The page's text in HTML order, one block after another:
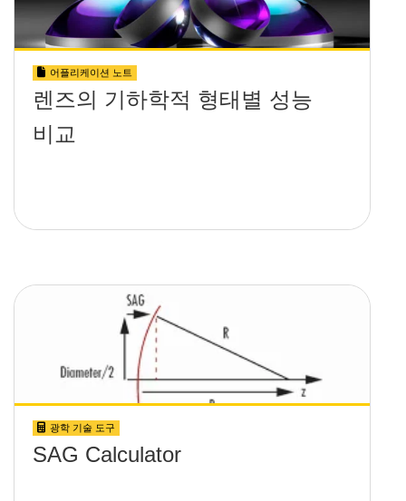
어플리케이션 노트
렌즈의 기하학적 형태별 성능
비교
광학 기술 도구
SAG Calculator